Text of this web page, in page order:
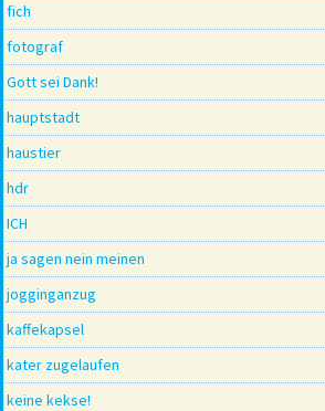
fich
fotograf
Gott sei Dank!
hauptstadt
haustier
hdr
ICH
ja sagen nein meinen
jogginganzug
kaffekapsel
kater zugelaufen
keine kekse!